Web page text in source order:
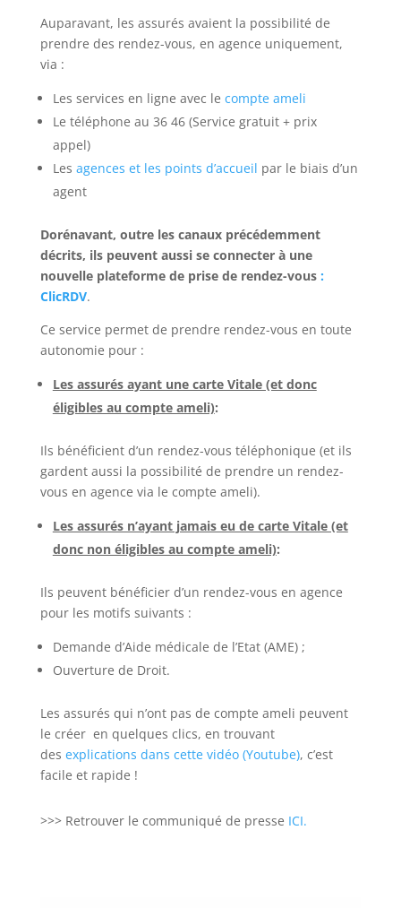
Auparavant, les assurés avaient la possibilité de
prendre des rendez-vous, en agence uniquement,
via :
Les services en ligne avec le compte ameli
Le téléphone au 36 46 (Service gratuit + prix
appel)
Les agences et les points d’accueil par le biais d’un
agent
Dorénavant, outre les canaux précédemment
décrits, ils peuvent aussi se connecter à une
nouvelle plateforme de prise de rendez-vous :
ClicRDV.
Ce service permet de prendre rendez-vous en toute
autonomie pour :
Les assurés ayant une carte Vitale (et donc
éligibles au compte ameli):
Ils bénéficient d’un rendez-vous téléphonique (et ils
gardent aussi la possibilité de prendre un rendez-
vous en agence via le compte ameli).
Les assurés n’ayant jamais eu de carte Vitale (et
donc non éligibles au compte ameli):
Ils peuvent bénéficier d’un rendez-vous en agence
pour les motifs suivants :
Demande d’Aide médicale de l’Etat (AME) ;
Ouverture de Droit.
Les assurés qui n’ont pas de compte ameli peuvent
le créer en quelques clics, en trouvant
des explications dans cette vidéo (Youtube), c’est
facile et rapide !
>>> Retrouver le communiqué de presse ICI.